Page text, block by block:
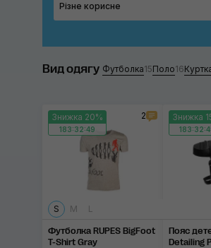
Різне корисне
Вид одягу Футболка15Поло16
Знижка 20%
183:32:48
2
S M L
Футболка RUPES BigFoot
T-Shirt Gray
Знижка
Пояс
Detailing